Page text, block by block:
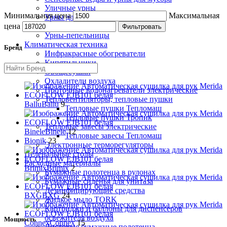
Уличные урны
Урны для бумаги
Урны настенные
Урны-пепельницы
Климатическая техника
Инфракрасные обогреватели
Кипятильники
Овощесушки
Охладители воздуха
Проточные водонагреватели электрические
Тепловентиляторы, тепловые пушки
Тепловые пушки Тепломаш
Тепловые пушки Тропик
Тепловые завесы электрические
Тепловые завесы Тепломаш
Электронные терморегуляторы
Пеленальные столы
Расходные материалы
Бумажные полотенца в рулонах
Бумажные сиденья для унитаза
Дезинфицирующие средства
Жидкое мыло TORK
Картриджи и баллоны для диспенсеров
освежителя воздуха
Минимальная цена
Максимальная
цена
Фильтровать
Бренд
BalluBallu 9
BineleBinele 12
Bionik 23
BrimixBrimix 2
BXGBXG 24
ConnexConnex 15
Мощность